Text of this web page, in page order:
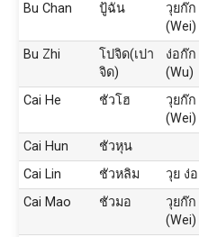
Bu Chan ปู้ฉัน
วุยก๊ก
(Wei)
Bu Zhi
โปจิด(เปา
จิด)
ง่อก๊ก
(Wu)
Cai He ชัวโฮ
วุยก๊ก
(Wei)
Cai Hun ชัวหุน
Cai Lin
ชัวหลิม วุย ง่อ
Cai Mao
ชัวมอ
วุยก๊ก
(Wei)